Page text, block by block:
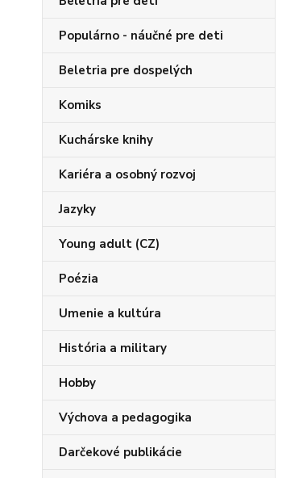
Populárno - náučné pre deti
Beletria pre dospelých
Komiks
Kuchárske knihy
Kariéra a osobný rozvoj
Jazyky
Young adult (CZ)
Poézia
Umenie a kultúra
História a military
Hobby
Výchova a pedagogika
Darčekové publikácie